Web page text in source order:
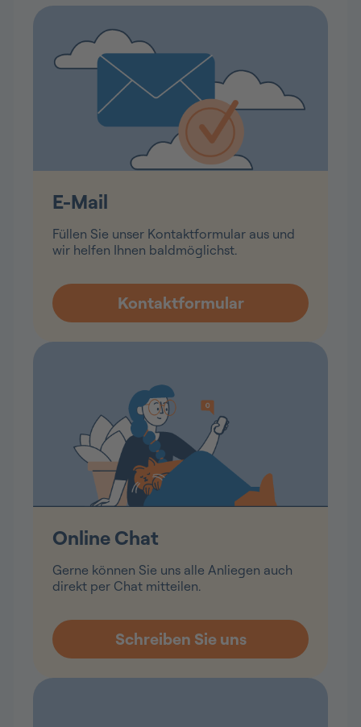
E-Mail
Füllen Sie unser Kontaktformular aus und
wir helfen Ihnen baldmöglichst.
Online Chat
Gerne können Sie uns alle Anliegen auch
direkt per Chat mitteilen.